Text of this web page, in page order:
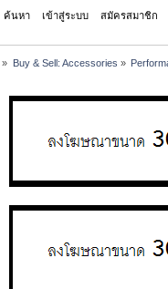
ค้นหา เข้าสู่ระบบ สมัครสมาชิก
» Buy & Sell: Accessories »